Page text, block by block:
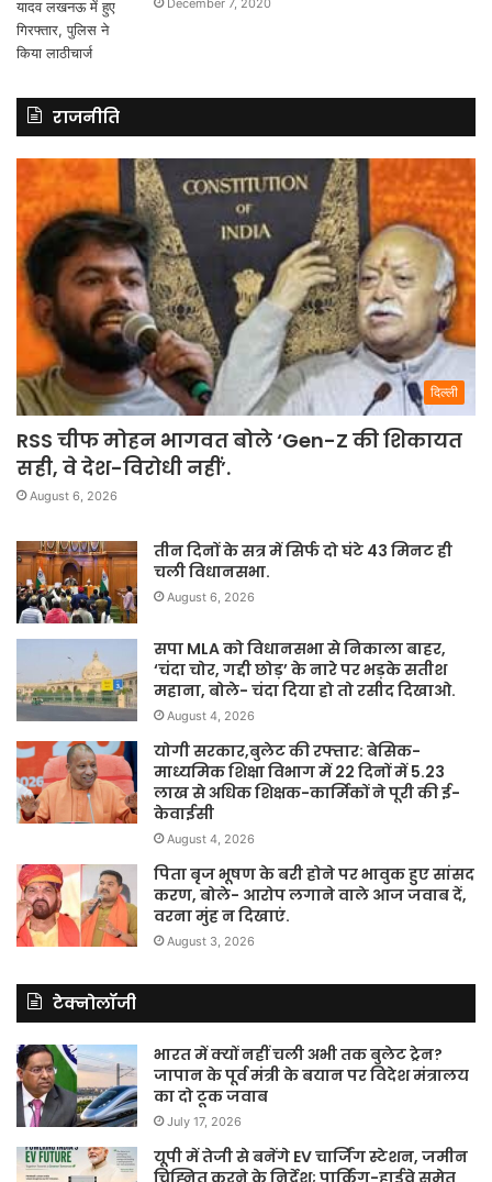
December 7, 2020
राजनीति
दिल्ली
RSS चीफ मोहन भागवत बोले ‘Gen-Z की शिकायत
सही, वे देश-विरोधी नहीं’.
August 6, 2026
तीन दिनों के सत्र में सिर्फ दो घंटे 43 मिनट ही
चली विधानसभा.
August 6, 2026
सपा MLA को विधानसभा से निकाला बाहर,
‘चंदा चोर, गद्दी छोड़’ के नारे पर भड़के सतीश
महाना, बोले- चंदा दिया हो तो रसीद दिखाओ.
August 4, 2026
योगी सरकार,बुलेट की रफ्तार: बेसिक-
माध्यमिक शिक्षा विभाग में 22 दिनों में 5.23
लाख से अधिक शिक्षक-कार्मिकों ने पूरी की ई-
केवाईसी
August 4, 2026
पिता बृज भूषण के बरी होने पर भावुक हुए सांसद
करण, बोले- आरोप लगाने वाले आज जवाब दें,
वरना मुंह न दिखाएं.
August 3, 2026
टेक्नोलॉजी
भारत में क्यों नहीं चली अभी तक बुलेट ट्रेन?
जापान के पूर्व मंत्री के बयान पर विदेश मंत्रालय
का दो टूक जवाब
July 17, 2026
यूपी में तेजी से बनेंगे EV चार्जिंग स्टेशन, जमीन